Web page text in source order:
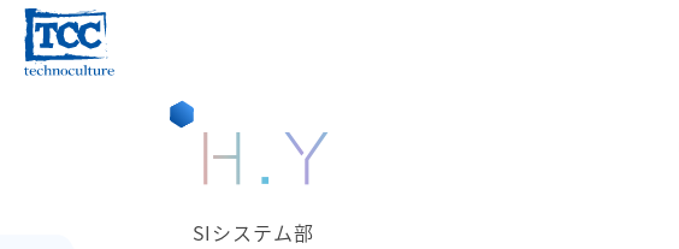
H.Y
SIシステム部